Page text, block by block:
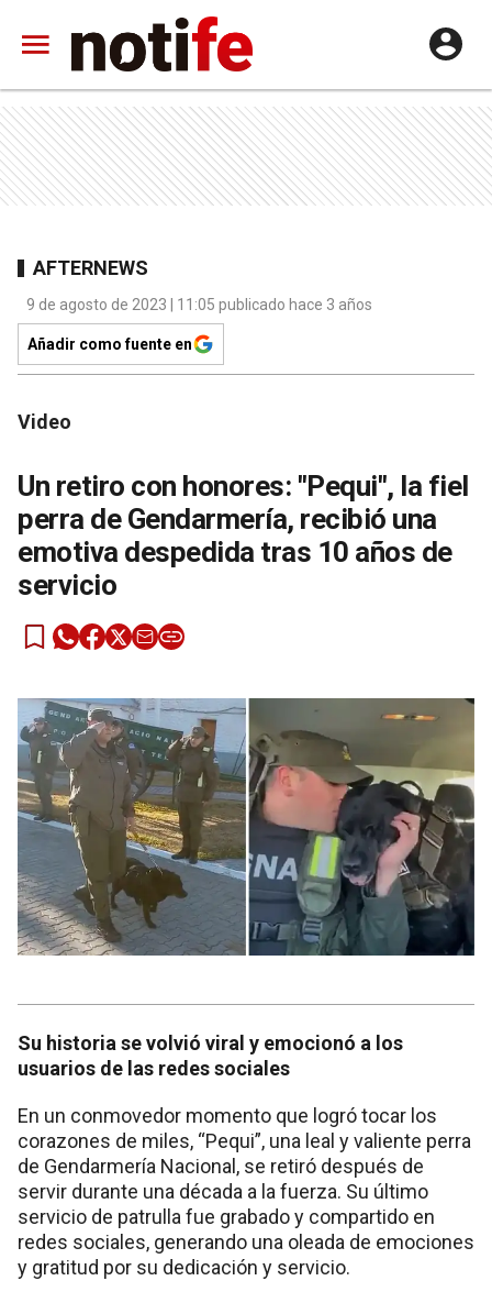
AFTERNEWS
9 de agosto de 2023 | 11:05 publicado hace 3 años
Añadir como fuente en
Video
Un retiro con honores: "Pequi", la fiel
perra de Gendarmería, recibió una
emotiva despedida tras 10 años de
servicio
Su historia se volvió viral y emocionó a los
usuarios de las redes sociales
En un conmovedor momento que logró tocar los
corazones de miles, “Pequi”, una leal y valiente perra
de Gendarmería Nacional, se retiró después de
servir durante una década a la fuerza. Su último
servicio de patrulla fue grabado y compartido en
redes sociales, generando una oleada de emociones
y gratitud por su dedicación y servicio.